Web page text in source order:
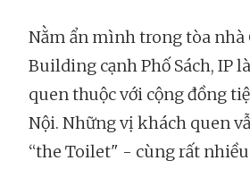
Nằm ẩn mình trong tòa nhà
Building cạnh Phố Sách, IP
quen thuộc với cộng đồng
Nội. Những vị khách quen
“the Toilet" - cùng rất